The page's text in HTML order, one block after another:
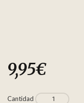
9,95€
Cantidad